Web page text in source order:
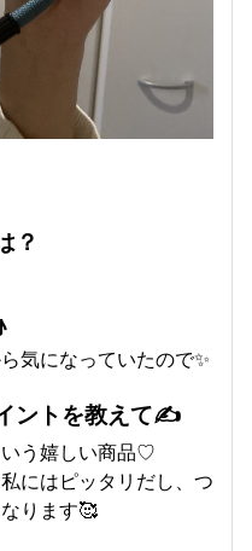
？
気になっていたので✨️
ントを教えて✍
う嬉しい商品♡
にはピッタリだし、つ
ります🥰